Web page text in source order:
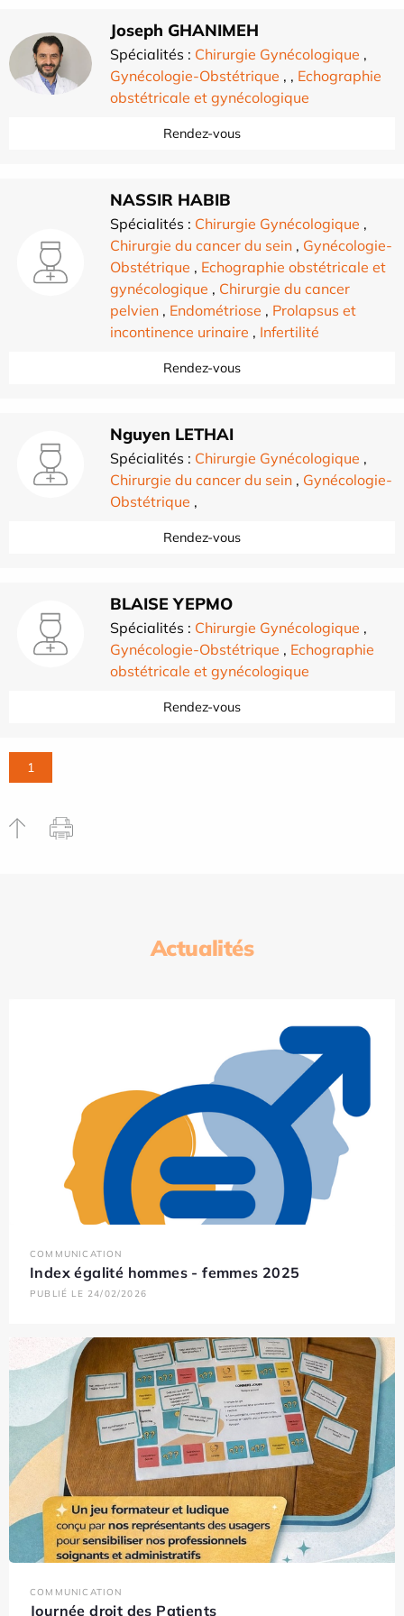
Joseph GHANIMEH
Spécialités : Chirurgie Gynécologique ,
Gynécologie-Obstétrique , , Echographie
obstétricale et gynécologique
Rendez-vous
NASSIR HABIB
Spécialités : Chirurgie Gynécologique ,
Chirurgie du cancer du sein , Gynécologie-
Obstétrique , Echographie obstétricale et
gynécologique , Chirurgie du cancer
pelvien , Endométriose , Prolapsus et
incontinence urinaire , Infertilité
Rendez-vous
Nguyen LETHAI
Spécialités : Chirurgie Gynécologique ,
Chirurgie du cancer du sein , Gynécologie-
Obstétrique ,
Rendez-vous
BLAISE YEPMO
Spécialités : Chirurgie Gynécologique ,
Gynécologie-Obstétrique , Echographie
obstétricale et gynécologique
Rendez-vous
1
Actualités
COMMUNICATION
Index égalité hommes - femmes 2025
PUBLIÉ LE 24/02/2026
COMMUNICATION
Journée droit des Patients